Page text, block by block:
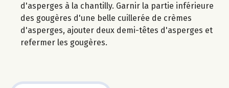
d'asperges à la chantilly. Garnir la partie inférieure
des gougères d'une belle cuillerée de crèmes
d'asperges, ajouter deux demi-têtes d'asperges et
refermer les gougères.